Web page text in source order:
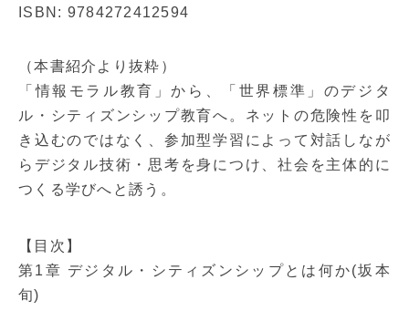
ISBN: 9784272412594
（本書紹介より抜粋）
「情報モラル教育」から、「世界標準」のデジタ
ル・シティズンシップ教育へ。ネットの危険性を叩
き込むのではなく、参加型学習によって対話しなが
らデジタル技術・思考を身につけ、社会を主体的に
つくる学びへと誘う。
【目次】
第1章 デジタル・シティズンシップとは何か(坂本
旬)